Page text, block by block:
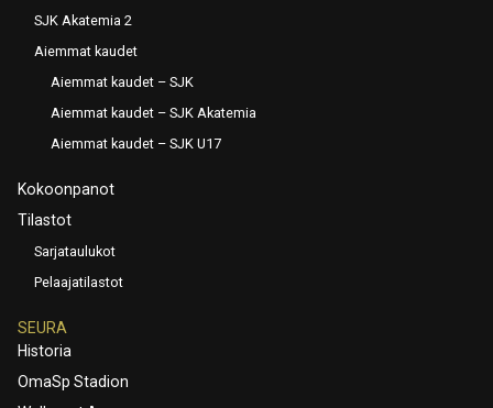
SJK Akatemia 2
Aiemmat kaudet
Aiemmat kaudet – SJK
Aiemmat kaudet – SJK Akatemia
Aiemmat kaudet – SJK U17
Kokoonpanot
Tilastot
Sarjataulukot
Pelaajatilastot
SEURA
Historia
OmaSp Stadion